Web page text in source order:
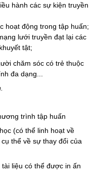
hành các sự kiện truyền
hoạt động trong tập huấn;
lưới truyền đạt lại các
tật;
chăm sóc có trẻ thuộc
đa dạng...
trình tập huấn
(có thể linh hoạt về
thể về sự thay đổi của
liệu có thể được in ấn